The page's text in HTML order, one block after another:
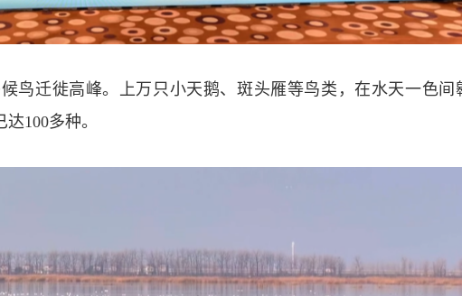
鸟迁徙高峰。上万只小天鹅、斑头雁等鸟类，在水天一色间
100多种。